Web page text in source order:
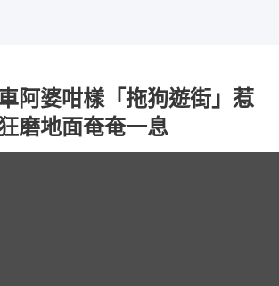
阿婆咁樣「拖狗遊街」惹
磨地面奄奄一息